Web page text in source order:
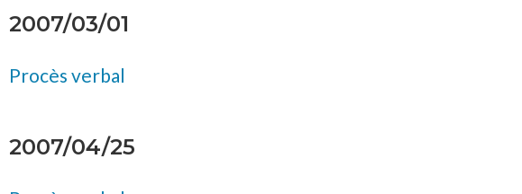
2007/03/01
Procès verbal
2007/04/25